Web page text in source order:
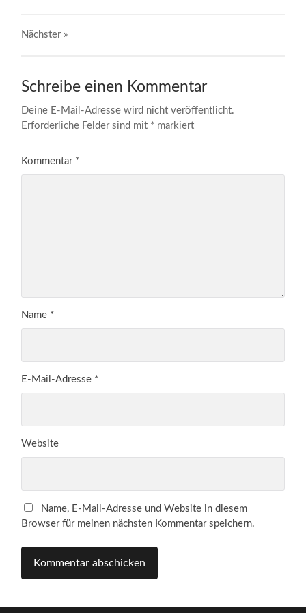
Nächster »
Schreibe einen Kommentar
Deine E-Mail-Adresse wird nicht veröffentlicht.
Erforderliche Felder sind mit * markiert
Kommentar *
Name *
E-Mail-Adresse *
Website
Name, E-Mail-Adresse und Website in diesem
Browser für meinen nächsten Kommentar speichern.